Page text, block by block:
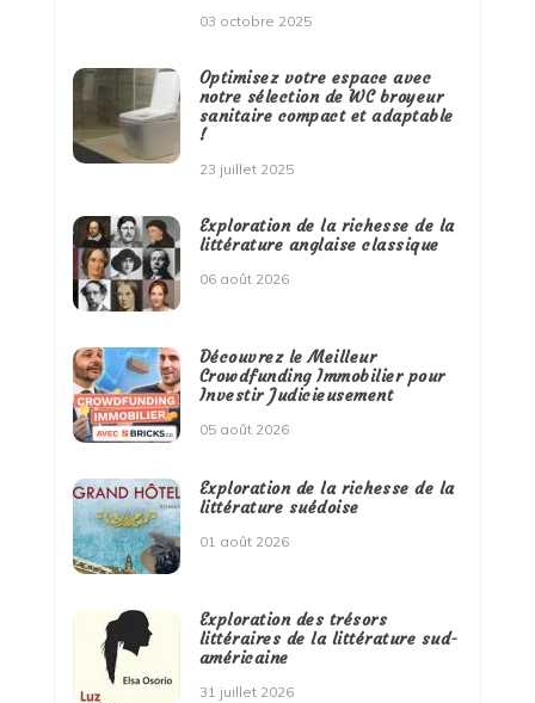
03 octobre 2025
Optimisez votre espace avec
notre sélection de WC broyeur
sanitaire compact et adaptable
!
23 juillet 2025
Exploration de la richesse de la
littérature anglaise classique
06 août 2026
Découvrez le Meilleur
Crowdfunding Immobilier pour
Investir Judicieusement
05 août 2026
Exploration de la richesse de la
littérature suédoise
01 août 2026
Exploration des trésors
littéraires de la littérature sud-
américaine
31 juillet 2026